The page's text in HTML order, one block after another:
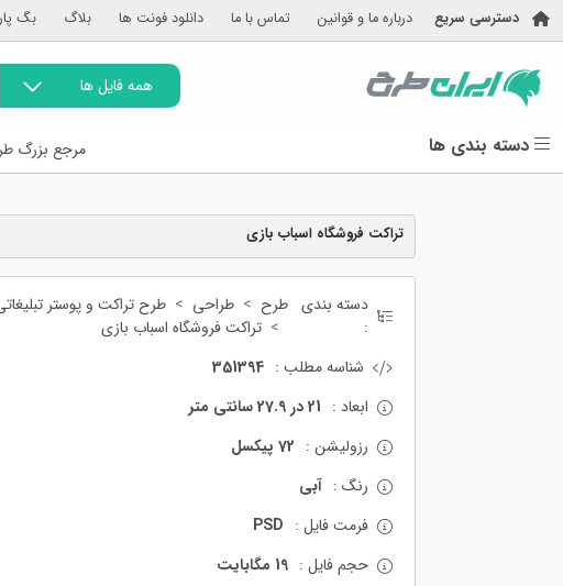
دسترسی سریع درباره ما و قوانین تماس با ما دانلود فونت ها بلاگ بگ
همه فایل ها
دسته بندی ها مرجع بزرگ
تراکت فروشگاه اسباب بازی
دسته بندی
:
طرح طراحی
طرح تراکت و پوستر
تراکت فروشگاه اسباب بازی
شناسه مطلب : 351394
ابعاد : 21 در 27.9 سانتی متر
رزولیشن : 72 پیکسل
رنگ : آبی
فرمت فایل : PSD
حجم فایل : 19 مگابایت